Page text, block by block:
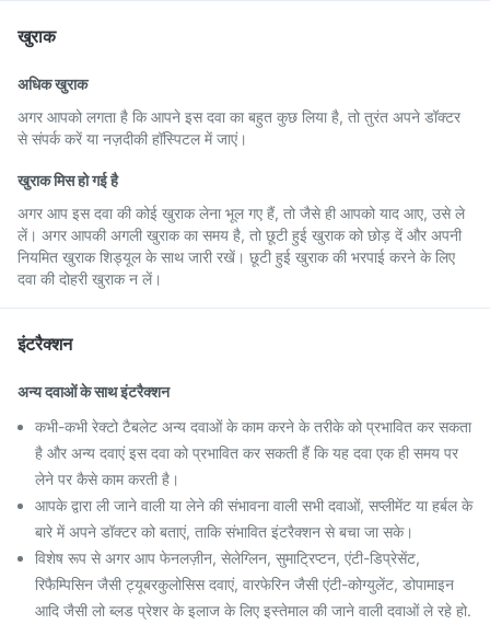
खुराक
अधिक खुराक
अगर आपको लगता है कि आपने इस दवा का बहुत कुछ लिया है, तो तुरंत अपने डॉक्टर
से संपर्क करें या नज़दीकी हॉस्पिटल में जाएं।
खुराक मिस हो गई है
अगर आप इस दवा की कोई खुराक लेना भूल गए हैं, तो जैसे ही आपको याद आए, उसे ले
लें। अगर आपकी अगली खुराक का समय है, तो छूटी हुई खुराक को छोड़ दें और अपनी
नियमित खुराक शिड्यूल के साथ जारी रखें। छूटी हुई खुराक की भरपाई करने के लिए
दवा की दोहरी खुराक न लें।
इंटरैक्शन
अन्य दवाओं के साथ इंटरैक्शन
कभी-कभी रेक्टो टैबलेट अन्य दवाओं के काम करने के तरीके को प्रभावित कर सकता
है और अन्य दवाएं इस दवा को प्रभावित कर सकती हैं कि यह दवा एक ही समय पर
लेने पर कैसे काम करती है।
आपके द्वारा ली जाने वाली या लेने की संभावना वाली सभी दवाओं, सप्लीमेंट या हर्बल के
बारे में अपने डॉक्टर को बताएं, ताकि संभावित इंटरैक्शन से बचा जा सके।
विशेष रूप से अगर आप फेनलज़ीन, सेलेग्लिन, सुमाट्रिप्टन, एंटी-डिप्रेसेंट,
रिफैम्पिसिन जैसी ट्यूबरकुलोसिस दवाएं, वारफेरिन जैसी एंटी-कोग्युलेंट, डोपामाइन
आदि जैसी लो ब्लड प्रेशर के इलाज के लिए इस्तेमाल की जाने वाली दवाओं ले रहे हो.